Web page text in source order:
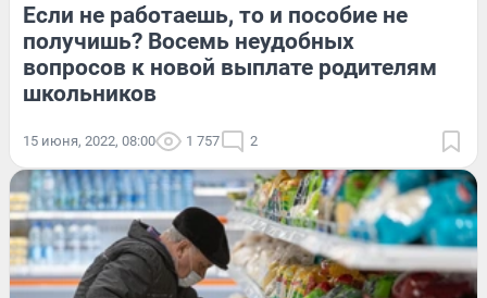
Если не работаешь, то и пособие не
получишь? Восемь неудобных
вопросов к новой выплате родителям
школьников
15 июня, 2022, 08:00 1 757 2